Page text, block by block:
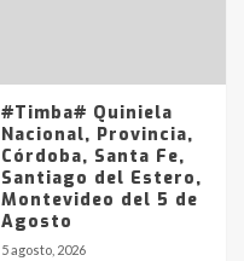
#Timba# Quiniela
Nacional, Provincia,
Córdoba, Santa Fe,
Santiago del Estero,
Montevideo del 5 de
Agosto
5 agosto, 2026